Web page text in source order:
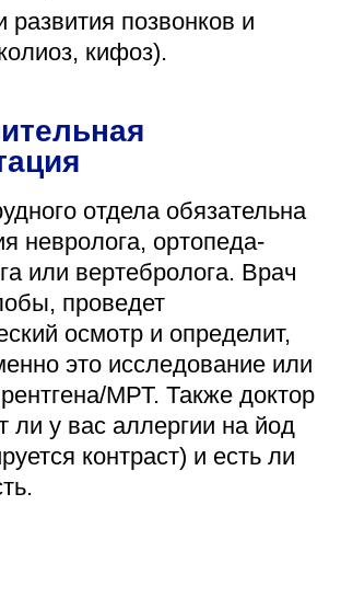
позвонков и
кифоз).
отдела обязательна
невролога, ортопеда-
или вертебролога. Врач
проведет
осмотр и определит,
это исследование или
МРТ. Также доктор
ли у вас аллергии на йод
контраст) и есть ли